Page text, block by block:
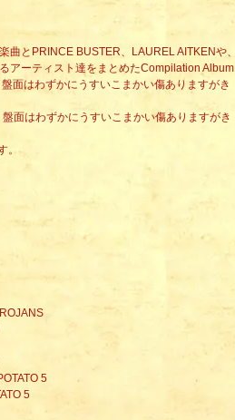
曲とPRINCE BUSTER、LAUREL AITKENや、
アーティスト達をまとめたCompilation Album
面はわずかにうすいこまかい傷ありますがき
面はわずかにうすいこまかい傷ありますがき
。
5
5